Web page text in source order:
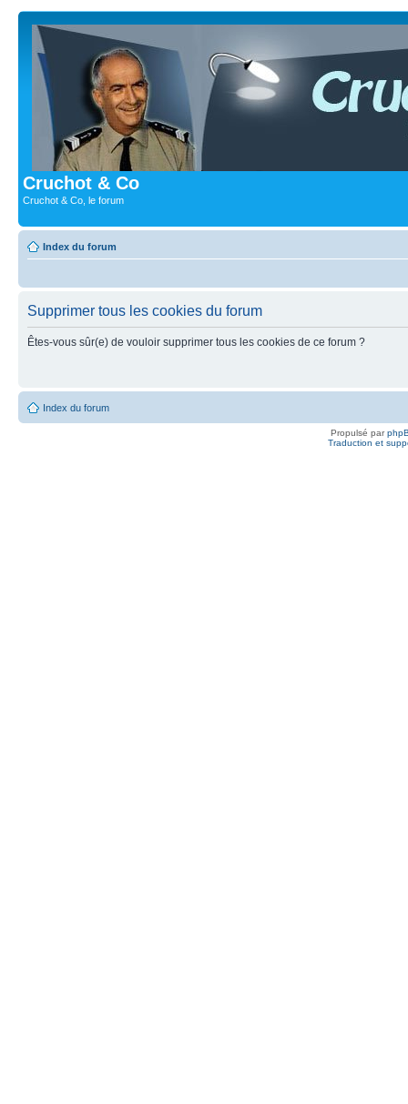
Cruchot & Co
Cruchot & Co, le forum
Index du forum
Supprimer tous les cookies du forum
Êtes-vous sûr(e) de vouloir supprimer tous les cookies de ce forum ?
Index du forum
Propulsé par
Traduction et